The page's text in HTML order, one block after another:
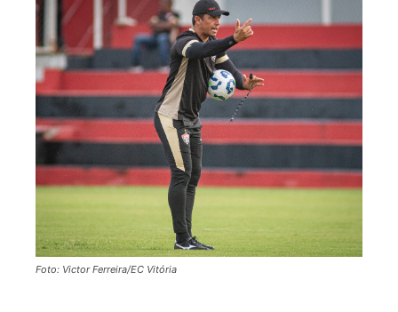
Foto: Victor Ferreira/EC Vitória